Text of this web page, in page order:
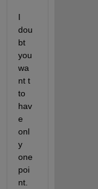
I
dou
bt
you
wa
nt t
to
hav
e
onl
y
one
poi
nt.